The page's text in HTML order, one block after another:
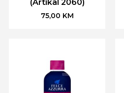
(Artikal 2060)
75,00 KM